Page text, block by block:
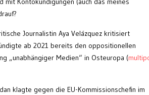
Journalistin Aya Velázquez kritisiert
ab 2021 bereits den oppositionellen
„unabhängiger Medien“ in Osteuropa (
klagte gegen die EU-Kommissionschefin im